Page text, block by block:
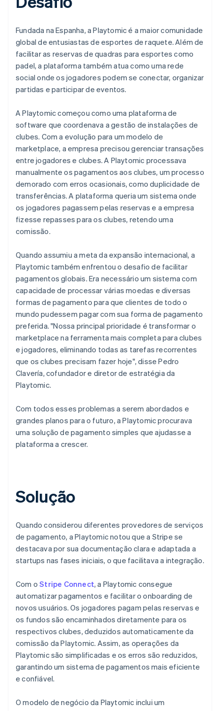
Assista agora
Fundada na Espanha, a Playtomic é a maior comunidade
global de entusiastas de esportes de raquete. Além de
facilitar as reservas de quadras para esportes como
padel, a plataforma também atua como uma rede
social onde os jogadores podem se conectar, organizar
partidas e participar de eventos.
A Playtomic começou como uma plataforma de
software que coordenava a gestão de instalações de
clubes. Com a evolução para um modelo de
marketplace, a empresa precisou gerenciar transações
entre jogadores e clubes. A Playtomic processava
manualmente os pagamentos aos clubes, um processo
demorado com erros ocasionais, como duplicidade de
transferências. A plataforma queria um sistema onde
os jogadores pagassem pelas reservas e a empresa
fizesse repasses para os clubes, retendo uma
comissão.
Quando assumiu a meta da expansão internacional, a
Playtomic também enfrentou o desafio de facilitar
pagamentos globais. Era necessário um sistema com
capacidade de processar várias moedas e diversas
formas de pagamento para que clientes de todo o
mundo pudessem pagar com sua forma de pagamento
preferida. "Nossa principal prioridade é transformar o
marketplace na ferramenta mais completa para clubes
e jogadores, eliminando todas as tarefas recorrentes
que os clubes precisam fazer hoje", disse Pedro
Clavería, cofundador e diretor de estratégia da
Playtomic.
Com todos esses problemas a serem abordados e
grandes planos para o futuro, a Playtomic procurava
uma solução de pagamento simples que ajudasse a
plataforma a crescer.
Solução
Quando considerou diferentes provedores de serviços
de pagamento, a Playtomic notou que a Stripe se
destacava por sua documentação clara e adaptada a
startups nas fases iniciais, o que facilitava a integração.
Com oStripe Connect, a Playtomic consegue
automatizar pagamentos e facilitar o onboarding de
novos usuários. Os jogadores pagam pelas reservas e
os fundos são encaminhados diretamente para os
respectivos clubes, deduzidos automaticamente da
comissão da Playtomic. Assim, as operações da
Playtomic são simplificadas e os erros são reduzidos,
garantindo um sistema de pagamentos mais eficiente
e confiável.
O modelo de negócio da Playtomic inclui um